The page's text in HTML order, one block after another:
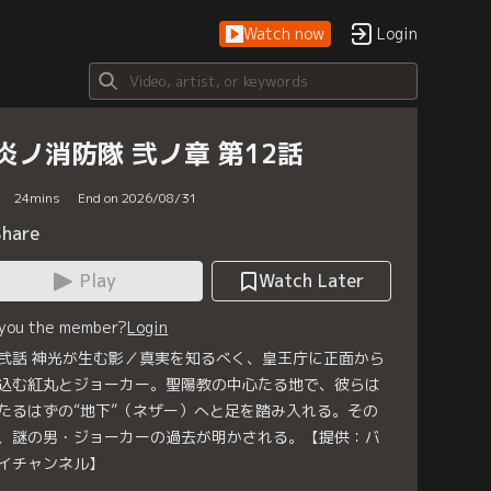
Watch now Login
ノ消防隊 弐ノ章 第12話
24mins End on 2026/08/31
Play
Watch Later
the member?Login
話 神光が生む影／真実を知るべく、皇王庁に正面から
む紅丸とジョーカー。聖陽教の中心たる地で、彼らは
るはずの“地下”（ネザー）へと足を踏み入れる。その
謎の男・ジョーカーの過去が明かされる。【提供：バ
チャンネル】